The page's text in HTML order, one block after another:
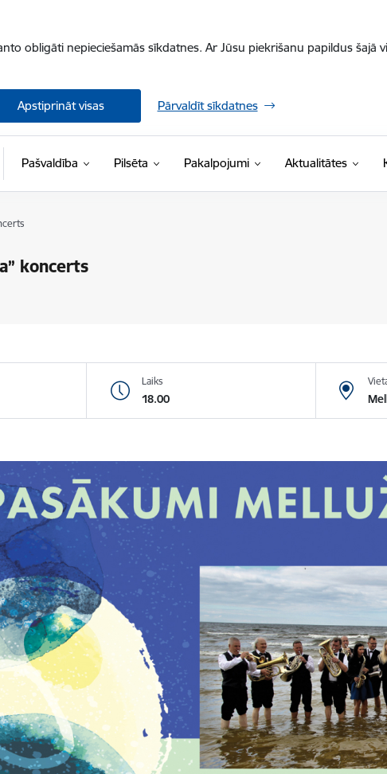
obligāti nepieciešamās sīkdatnes. Ar Jūsu piekrišanu papildus
Apstiprināt visas Pārvaldīt sīkdatnes
Pašvaldība Pilsēta Pakalpojumi Aktualitātes
koncerts
Laiks
18.00